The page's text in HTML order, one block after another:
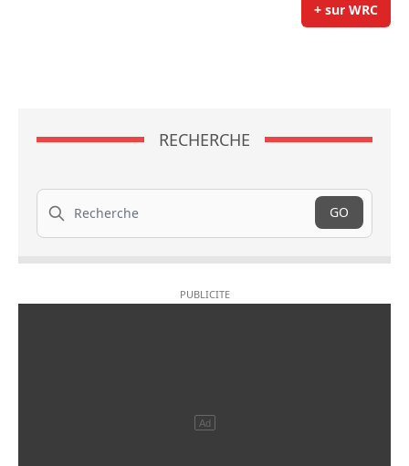
+ sur WRC
RECHERCHE
Recherche
GO